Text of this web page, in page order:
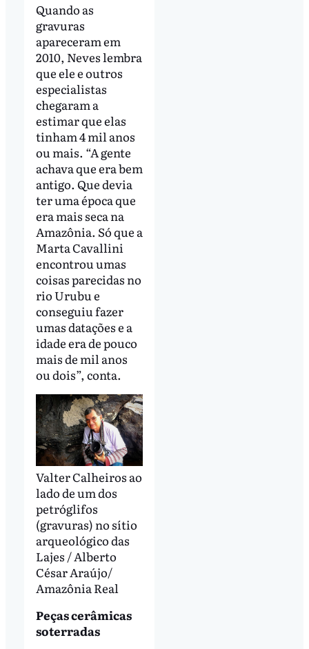
Quando as
gravuras
apareceram em
2010, Neves lembra
que ele e outros
especialistas
chegaram a
estimar que elas
tinham 4 mil anos
ou mais. “A gente
achava que era bem
antigo. Que devia
ter uma época que
era mais seca na
Amazônia. Só que a
Marta Cavallini
encontrou umas
coisas parecidas no
rio Urubu e
conseguiu fazer
umas datações e a
idade era de pouco
mais de mil anos
ou dois”, conta.
Valter Calheiros ao
lado de um dos
petróglifos
(gravuras) no sítio
arqueológico das
Lajes / Alberto
César Araújo/
Amazônia Real
Peças cerâmicas
soterradas